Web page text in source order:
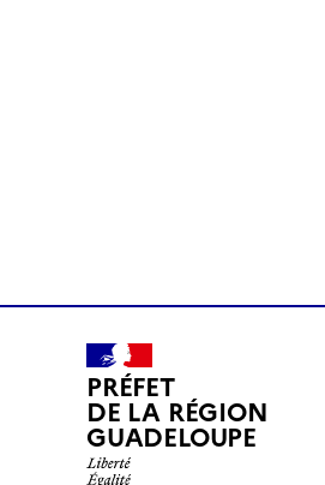
PRÉFET
DE LA RÉGION
GUADELOUPE